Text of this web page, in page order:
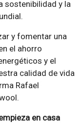
sostenibilidad y la
y fomentar una
el ahorro
y el
calidad de vida
Rafael
en casa